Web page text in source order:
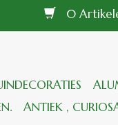
0
ANTIEK ,